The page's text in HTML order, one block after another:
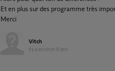
Et en plus sur des programme très
Merci
Vitch
il y a environ 8 ans